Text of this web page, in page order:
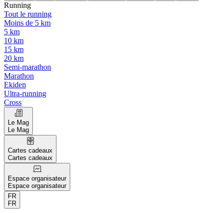
Running
Tout le running
Moins de 5 km
5 km
10 km
15 km
20 km
Semi-marathon
Marathon
Ekiden
Ultra-running
Cross
Le Mag
Le Mag
Cartes cadeaux
Cartes cadeaux
Espace organisateur
Espace organisateur
FR
FR